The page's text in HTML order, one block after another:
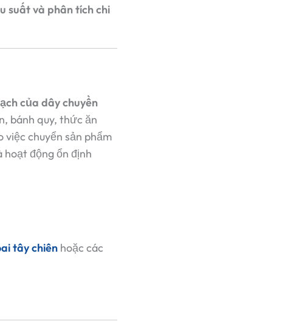
suất và phân tích chi
của dây chuyền
bánh quy, thức ăn
việc chuyển sản phẩm
hoạt động ổn định
tây chiên hoặc các